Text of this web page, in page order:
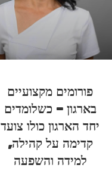
פורומים מקצועיים
בארגון – כשלומדים
יחד הארגון כולו צועד
קדימה על קהילה,
למידה והשפעה